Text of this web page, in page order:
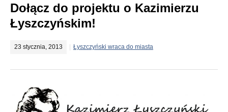
Dołącz do projektu o Kazimierzu
Łyszczyńskim!
23 stycznia, 2013 Łyszczyński wraca do miasta